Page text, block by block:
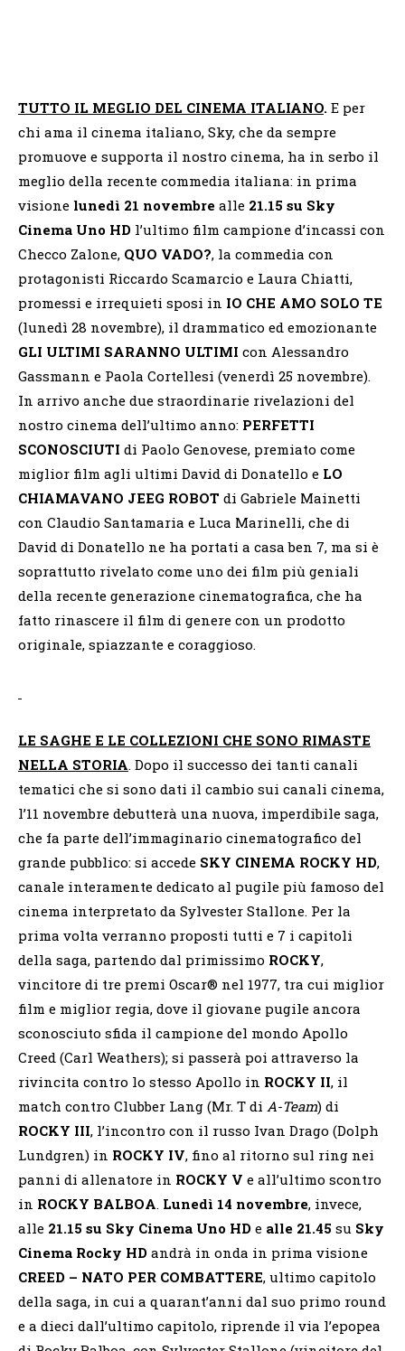
TUTTO IL MEGLIO DEL CINEMA ITALIANO. E per
chi ama il cinema italiano, Sky, che da sempre
promuove e supporta il nostro cinema, ha in serbo il
meglio della recente commedia italiana: in prima
visione lunedì 21 novembre alle 21.15 su Sky
Cinema Uno HD l’ultimo film campione d’incassi con
Checco Zalone, QUO VADO?, la commedia con
protagonisti Riccardo Scamarcio e Laura Chiatti,
promessi e irrequieti sposi in IO CHE AMO SOLO TE
(lunedì 28 novembre), il drammatico ed emozionante
GLI ULTIMI SARANNO ULTIMI con Alessandro
Gassmann e Paola Cortellesi (venerdì 25 novembre).
In arrivo anche due straordinarie rivelazioni del
nostro cinema dell’ultimo anno: PERFETTI
SCONOSCIUTI di Paolo Genovese, premiato come
miglior film agli ultimi David di Donatello e LO
CHIAMAVANO JEEG ROBOT di Gabriele Mainetti
con Claudio Santamaria e Luca Marinelli, che di
David di Donatello ne ha portati a casa ben 7, ma si è
soprattutto rivelato come uno dei film più geniali
della recente generazione cinematografica, che ha
fatto rinascere il film di genere con un prodotto
originale, spiazzante e coraggioso.
LE SAGHE E LE COLLEZIONI CHE SONO RIMASTE
NELLA STORIA. Dopo il successo dei tanti canali
tematici che si sono dati il cambio sui canali cinema,
l’11 novembre debutterà una nuova, imperdibile saga,
che fa parte dell’immaginario cinematografico del
grande pubblico: si accede SKY CINEMA ROCKY HD,
canale interamente dedicato al pugile più famoso del
cinema interpretato da Sylvester Stallone. Per la
prima volta verranno proposti tutti e 7 i capitoli
della saga, partendo dal primissimo ROCKY,
vincitore di tre premi Oscar® nel 1977, tra cui miglior
film e miglior regia, dove il giovane pugile ancora
sconosciuto sfida il campione del mondo Apollo
Creed (Carl Weathers); si passerà poi attraverso la
rivincita contro lo stesso Apollo in ROCKY II, il
match contro Clubber Lang (Mr. T di A-Team) di
ROCKY III, l’incontro con il russo Ivan Drago (Dolph
Lundgren) in ROCKY IV, fino al ritorno sul ring nei
panni di allenatore in ROCKY V e all’ultimo scontro
in ROCKY BALBOA. Lunedì 14 novembre, invece,
alle 21.15 su Sky Cinema Uno HD e alle 21.45 su Sky
Cinema Rocky HD andrà in onda in prima visione
CREED – NATO PER COMBATTERE, ultimo capitolo
della saga, in cui a quarant’anni dal suo primo round
e a dieci dall’ultimo capitolo, riprende il via l’epopea